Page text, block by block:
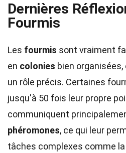
Dernières
Fourmis
Les fourmis sont vraiment
en colonies bien
un rôle précis. Certaines
jusqu'à 50 fois leur propre
communiquent
phéromones, ce qui leur
tâches complexes comme